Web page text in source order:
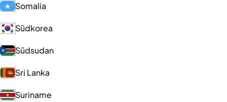
Somalia
Südkorea
Südsudan
Sri Lanka
Suriname